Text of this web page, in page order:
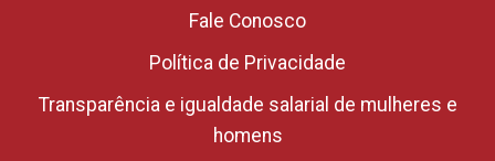
Fale Conosco
Política de Privacidade
Transparência e igualdade salarial de mulheres e
homens